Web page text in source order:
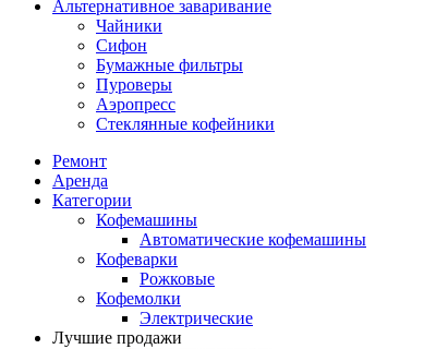
Альтернативное заваривание
Чайники
Сифон
Бумажные фильтры
Пуроверы
Аэропресс
Стеклянные кофейники
Ремонт
Аренда
Категории
Кофемашины
Автоматические кофемашины
Кофеварки
Рожковые
Кофемолки
Электрические
Лучшие продажи